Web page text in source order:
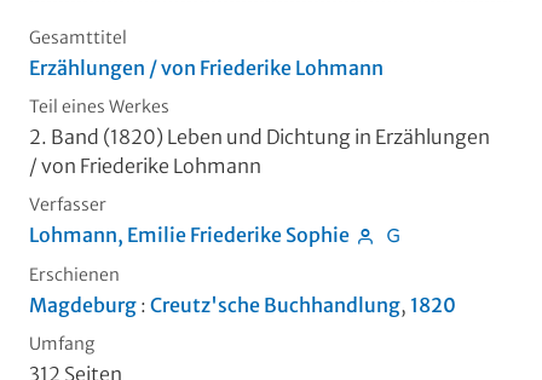
Gesamttitel
Erzählungen / von Friederike Lohmann
Teil eines Werkes
2. Band (1820) Leben und Dichtung in Erzählungen
/ von Friederike Lohmann
Verfasser
Lohmann, Emilie Friederike Sophie
Erschienen
Magdeburg : Creutz'sche Buchhandlung, 1820
Umfang
312 Seiten